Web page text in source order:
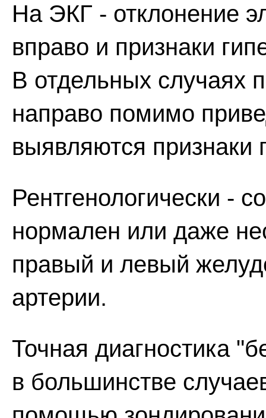
На ЭКГ - отклонение
вправо и признаки
В отдельных случаях
направо помимо
выявляются признаки
Рентгенологически -
нормален или даже
правый и левый
артерии.
Точная диагностика
в большинстве